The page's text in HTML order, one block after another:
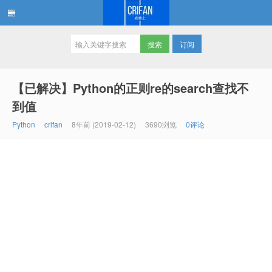
订阅
【已解决】Python的正则re的search查找不
到值
Python crifan 8年前 (2019-02-12) 3690浏览 0评论